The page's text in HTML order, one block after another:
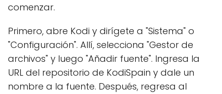
comenzar.
Primero, abre Kodi y dirígete a "Sistema" o
"Configuración". Allí, selecciona "Gestor de
archivos" y luego "Añadir fuente". Ingresa la
URL del repositorio de KodiSpain y dale un
nombre a la fuente. Después, regresa al